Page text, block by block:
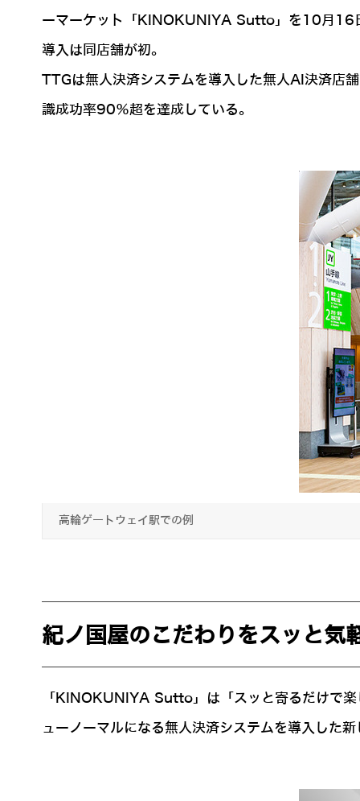
ーマーケット「KINOKUNIYA Sutto」を10月16
導入は同店舗が初。
TTGは無人決済システムを導入した無人AI決済
識成功率90％超を達成している。
高輪ゲートウェイ駅での例
紀ノ国屋のこだわりをスッと気
「KINOKUNIYA Sutto」は「スッと寄るだけで楽
ューノーマルになる無人決済システムを導入した